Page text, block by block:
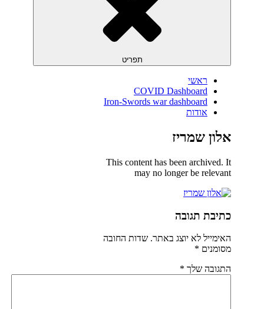
תפריט
ראשי
COVID Dashboard
Iron-Swords war dashboard
אודות
אלון שמריז
This content has been archived. It
may no longer be relevant
כתיבת תגובה
האימייל לא יוצג באתר. שדות החובה
מסומנים *
התגובה שלך *